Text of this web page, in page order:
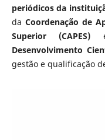
periódicos da
da Coordenação de
Superior (CAPES)
Desenvolvimento
gestão e qualificação